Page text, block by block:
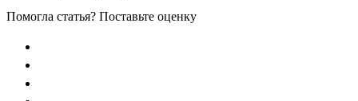
Помогла статья? Поставьте оценку